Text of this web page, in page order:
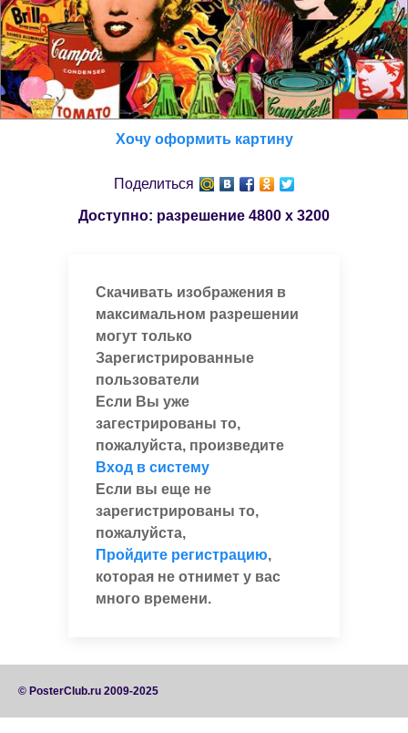
Хочу оформить картину
Поделиться
Доступно: разрешение 4800 x 3200
Скачивать изображения в
максимальном разрешении
могут только
Зарегистрированные
пользователи
Если Вы уже
загестрированы то,
пожалуйста, произведите
Вход в систему
Если вы еще не
зарегистрированы то,
пожалуйста,
Пройдите регистрацию,
которая не отнимет у вас
много времени.
© PosterClub.ru 2009-2025